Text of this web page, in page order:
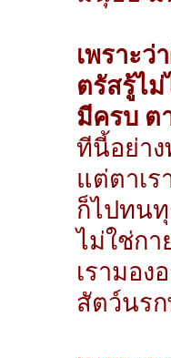
เพราะว่
ตรัสรู้ไ
มีครบ ต
ทีนี้อย่า
แต่ตาเ
ก็ไปทน
ไม่ใช่กา
เรามอง
สัตว์นร